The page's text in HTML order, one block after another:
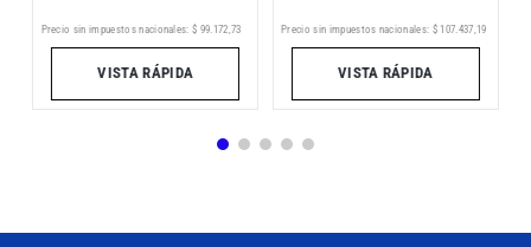
Precio sin impuestos nacionales: $ 99 172 73
VISTA RÁPIDA
Precio sin impuestos nacionales: $ 107 437 19
VISTA RÁPIDA